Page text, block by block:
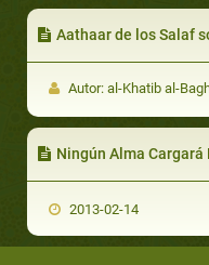
Aathaar de los Salaf
Autor: al-Khatib al-
Ningún Alma Cargará
2013-02-14